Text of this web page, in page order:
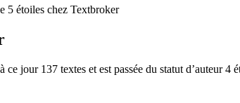
5 étoiles chez Textbroker
jour 137 textes et est passée du statut d’auteur 4